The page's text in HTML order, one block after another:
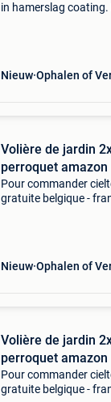
in hamerslag coating.
Nieuw Ophalen of
Volière de jardin
perroquet amazon
Pour commander
gratuite belgique -
Nieuw Ophalen of
Volière de jardin
perroquet amazon
Pour commander
gratuite belgique -